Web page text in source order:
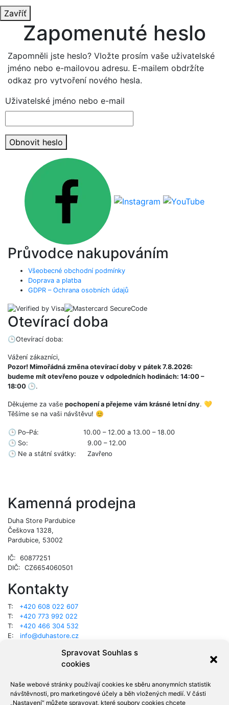
Spravovat Souhlas s
cookies
Naše webové stránky používají cookies ke sběru anonymních statistik
návštěvnosti, pro marketingové účely a běh vložených medií. V části
„Nastavení“ můžete spravovat, které soubory cookies chcete
Zavříť
Zapomenuté heslo
Zapomněli jste heslo? Vložte prosím vaše uživatelské
jméno nebo e-mailovou adresu. E-mailem obdržíte
odkaz pro vytvoření nového hesla.
Uživatelské jméno nebo e-mail
Obnovit heslo
Průvodce nakupováním
Všeobecné obchodní podmínky
Doprava a platba
GDPR – Ochrana osobních údajů
Otevírací doba
🕒Otevírací doba:
Vážení zákazníci,
Pozor! Mimořádná změna otevírací doby v pátek 7.8.2026:
budeme mít otevřeno pouze v odpoledních hodinách: 14:00 –
18:00 🕒.
Děkujeme za vaše pochopení a přejeme vám krásné letní dny. 💛
Těšíme se na vaši návštěvu! 😊
🕒 Po–Pá:
10.00 – 12.00 a 13.00 – 18.00
🕒 So:
9.00 – 12.00
🕒 Ne a státní svátky: Zavřeno
Kamenná prodejna
Duha Store Pardubice
Češkova 1328,
Pardubice, 53002
IČ: 60877251
DIČ: CZ6654060501
Kontakty
T: +420 608 022 607
T: +420 773 992 022
T: +420 466 304 532
E: info@duhastore.cz
Permament office , codeMarián Rehák
Tyto webové stránky byly vytvořeny a upraveny s finanční podporou
programu Kreativní vouchery II a III: